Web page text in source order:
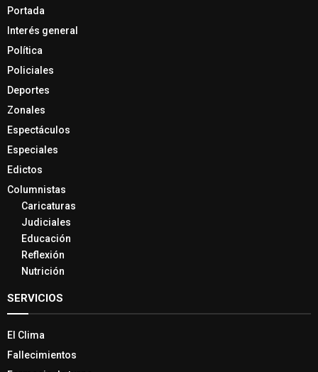
Portada
Interés general
Política
Policiales
Deportes
Zonales
Espectáculos
Especiales
Edictos
Columnistas
Caricaturas
Judiciales
Educación
Reflexión
Nutrición
SERVICIOS
El Clima
Fallecimientos